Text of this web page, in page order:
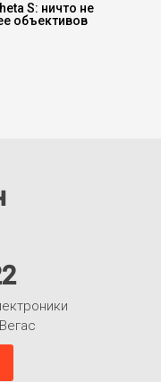
S: ничто не
объективов